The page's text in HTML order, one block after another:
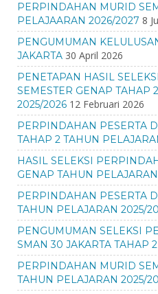
PERPINDAHAN MURID
PELAJAARAN 2026/2027 8
PENGUMUMAN
JAKARTA 30 April 2026
PENETAPAN HASIL
SEMESTER GENAP TAHAP
2025/2026 12 Februari 2026
PERPINDAHAN PESERTA
TAHAP 2 TAHUN
HASIL SELEKSI
GENAP TAHUN
PERPINDAHAN PESERTA
TAHUN PELAJARAN 2025/
PENGUMUMAN SELEKSI
SMAN 30 JAKARTA TAHAP 2
PERPINDAHAN MURID
TAHUN PELAJARAN 2025/